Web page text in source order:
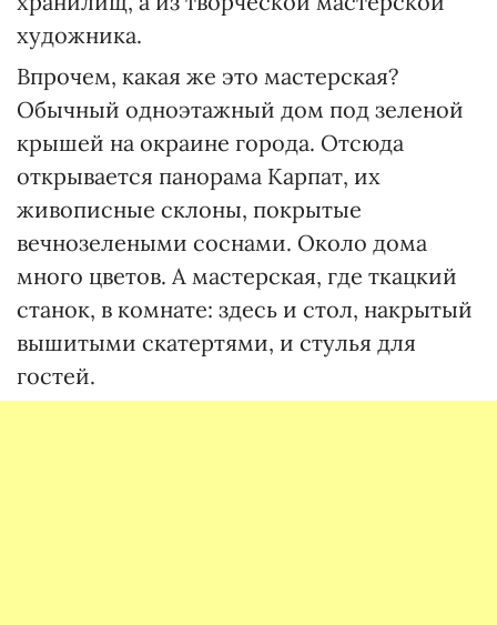
художника.
Впрочем, какая же это мастерская?
Обычный одноэтажный дом под зеленой
крышей на окраине города. Отсюда
открывается панорама Карпат, их
живописные склоны, покрытые
вечнозелеными соснами. Около дома
много цветов. А мастерская, где ткацкий
станок, в комнате: здесь и стол, накрытый
вышитыми скатертями, и стулья для
гостей.